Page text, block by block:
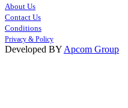
About Us
Contact Us
Conditions
Privacy & Policy
Developed BY Apcom Group